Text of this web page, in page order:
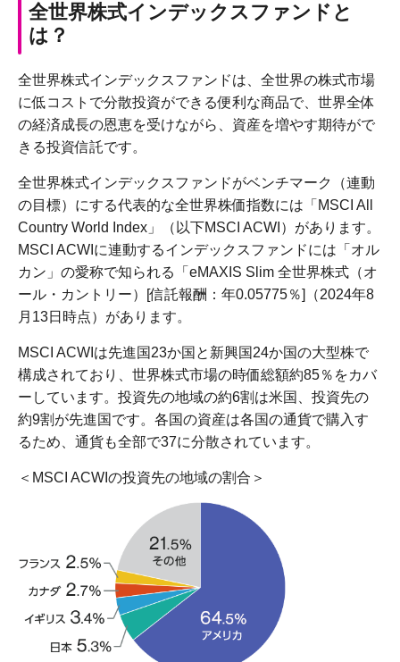
全世界株式インデックスファンドと
は？
全世界株式インデックスファンドは、全世界の株式市場
に低コストで分散投資ができる便利な商品で、世界全体
の経済成長の恩恵を受けながら、資産を増やす期待がで
きる投資信託です。
全世界株式インデックスファンドがベンチマーク（連動
の目標）にする代表的な全世界株価指数には「MSCI All
Country World Index」（以下MSCI ACWI）があります。
MSCI ACWIに連動するインデックスファンドには「オル
カン」の愛称で知られる「eMAXIS Slim 全世界株式（オ
ール・カントリー）[信託報酬：年0.05775％]（2024年8
月13日時点）があります。
MSCI ACWIは先進国23か国と新興国24か国の大型株で
構成されており、世界株式市場の時価総額約85％をカバ
ーしています。投資先の地域の約6割は米国、投資先の
約9割が先進国です。各国の資産は各国の通貨で購入す
るため、通貨も全部で37に分散されています。
＜MSCI ACWIの投資先の地域の割合＞